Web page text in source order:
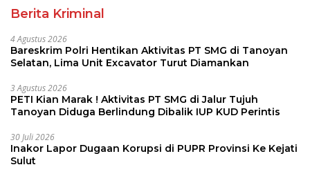
Berita Kriminal
4 Agustus 2026
Bareskrim Polri Hentikan Aktivitas PT SMG di Tanoyan
Selatan, Lima Unit Excavator Turut Diamankan
3 Agustus 2026
PETI Kian Marak ! Aktivitas PT SMG di Jalur Tujuh
Tanoyan Diduga Berlindung Dibalik IUP KUD Perintis
30 Juli 2026
Inakor Lapor Dugaan Korupsi di PUPR Provinsi Ke Kejati
Sulut